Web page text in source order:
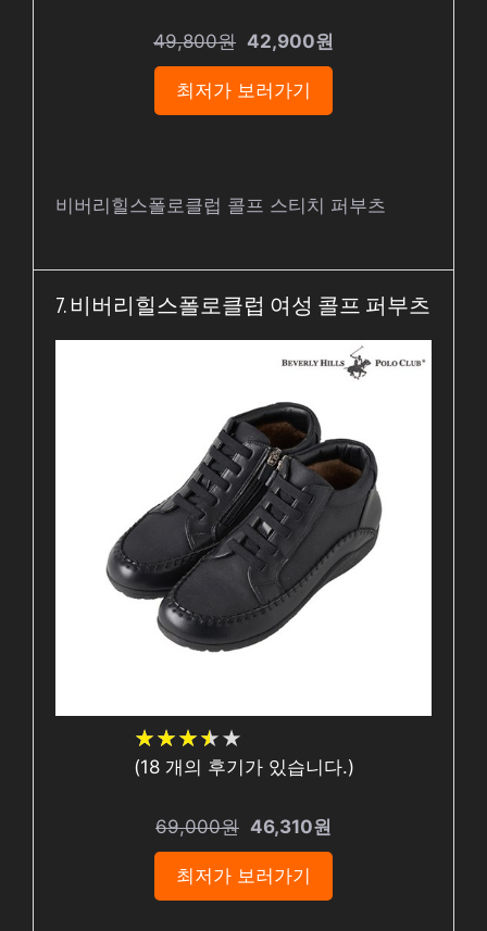
49,800원 42,900원
최저가 보러가기
비버리힐스폴로클럽 콜프 스티치 퍼부츠
7. 비버리힐스폴로클럽 여성 콜프 퍼부츠
★★★★★
★★★★★
(18개의 후기가 있습니다.)
69,000원 46,310원
최저가 보러가기